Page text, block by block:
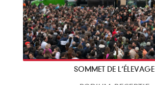
SOMMET DE L’ÉLEVAGE